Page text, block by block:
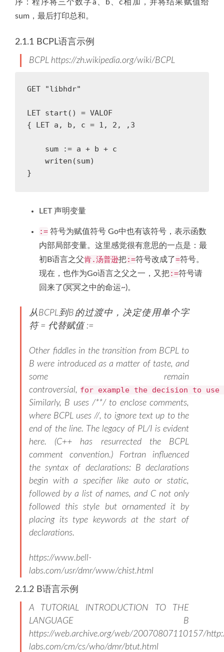
序：程序将三个数字a、b、c相加，并将结果赋值给
sum，最后打印总和。
2.1.1 BCPL语言示例
BCPL https://zh.wikipedia.org/wiki/BCPL
GET "libhdr"
LET start() = VALOF
{ LET a, b, c = 1, 2, ,3
sum := a + b + c
writen(sum)
LET 声明变量
:= 符号为赋值符号 Go中也有该符号，表示函数
内部局部变量。这里感觉很有意思的一点是：最
初B语言之父肯.汤普逊把:=符号改成了=符号。
现在，也作为Go语言之父之一，又把:=符号请
回来了(冥冥之中的命运~)。
从BCPL到B的过渡中，决定使用单个字
符 = 代替赋值 :=
Other fiddles in the transition from BCPL to
B were introduced as a matter of taste, and
some remain
controversial, for example the decision to
Similarly, B uses /**/ to enclose comments,
where BCPL uses //, to ignore text up to the
end of the line. The legacy of PL/I is evident
here. (C++ has resurrected the BCPL
comment convention.) Fortran influenced
the syntax of declarations: B declarations
begin with a specifier like auto or static,
followed by a list of names, and C not only
followed this style but ornamented it by
placing its type keywords at the start of
declarations.
https://www.bell-
labs.com/usr/dmr/www/chist.html
2.1.2 B语言示例
A TUTORIAL INTRODUCTION TO THE
LANGUAGE B
https://web.archive.org/web/20070807110157/
labs.com/cm/cs/who/dmr/btut.html